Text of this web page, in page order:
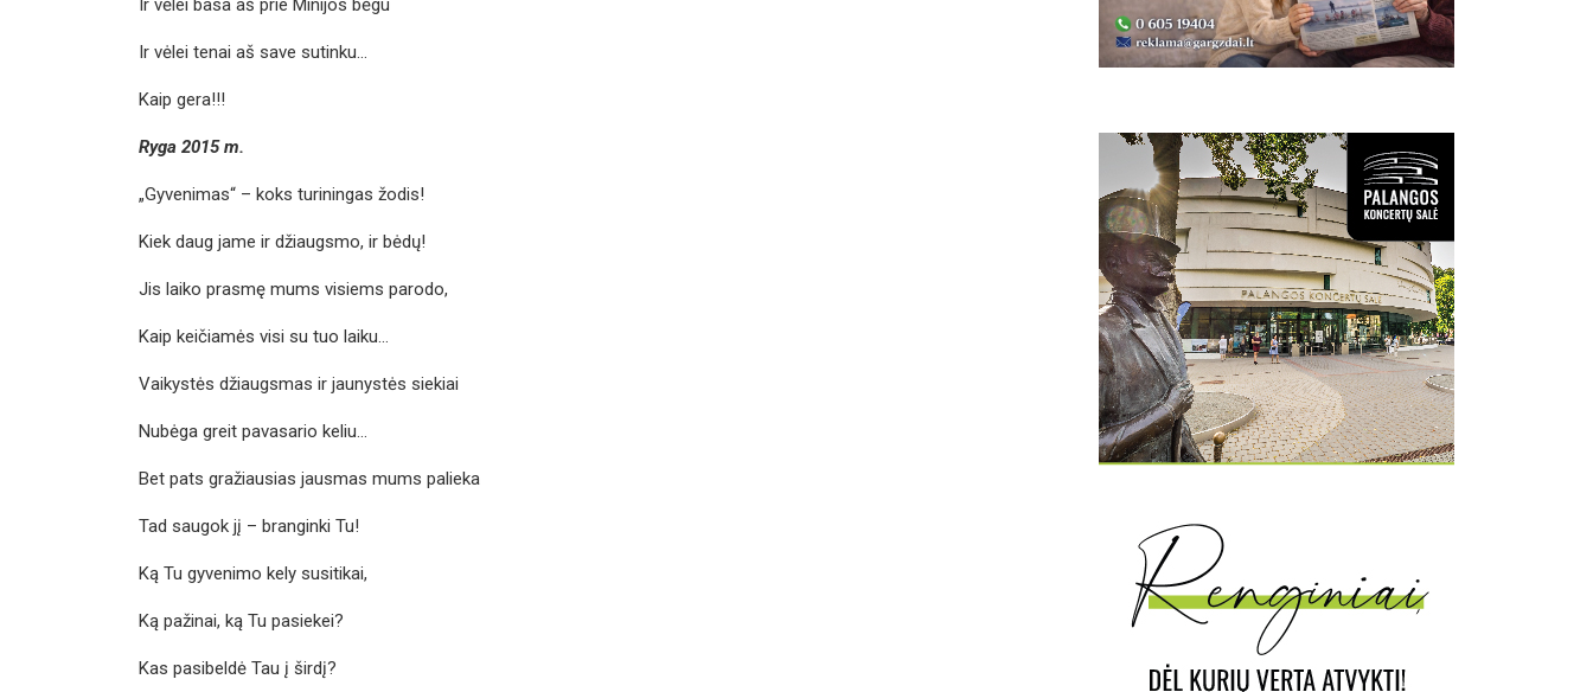
Ir vėlei basa aš prie Minijos bėgu
Ir vėlei tenai aš save sutinku…
Kaip gera!!!
Ryga 2015 m.
„Gyvenimas“ – koks turiningas žodis!
Kiek daug jame ir džiaugsmo, ir bėdų!
Jis laiko prasmę mums visiems parodo,
Kaip keičiamės visi su tuo laiku…
Vaikystės džiaugsmas ir jaunystės siekiai
Nubėga greit pavasario keliu…
Bet pats gražiausias jausmas mums palieka
Tad saugok jį – branginki Tu!
Ką Tu gyvenimo kely susitikai,
Ką pažinai, ką Tu pasiekei?
Kas pasibeldė Tau į širdį?